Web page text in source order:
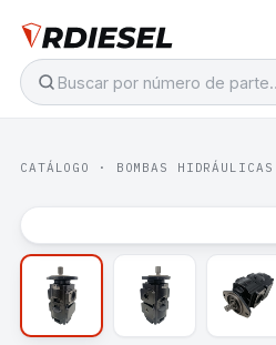
CATÁLOGO · BOMBAS HIDRÁULICAS